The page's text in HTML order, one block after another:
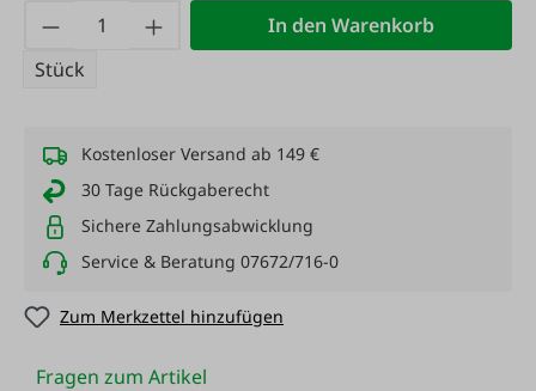
Produkt Anzahl: Gib den gewünschten
Stück
In den Warenkorb
Kostenloser Versand ab 149 €
30 Tage Rückgaberecht
Sichere Zahlungsabwicklung
Service & Beratung 07672/716-0
Zum Merkzettel hinzufügen
Fragen zum Artikel